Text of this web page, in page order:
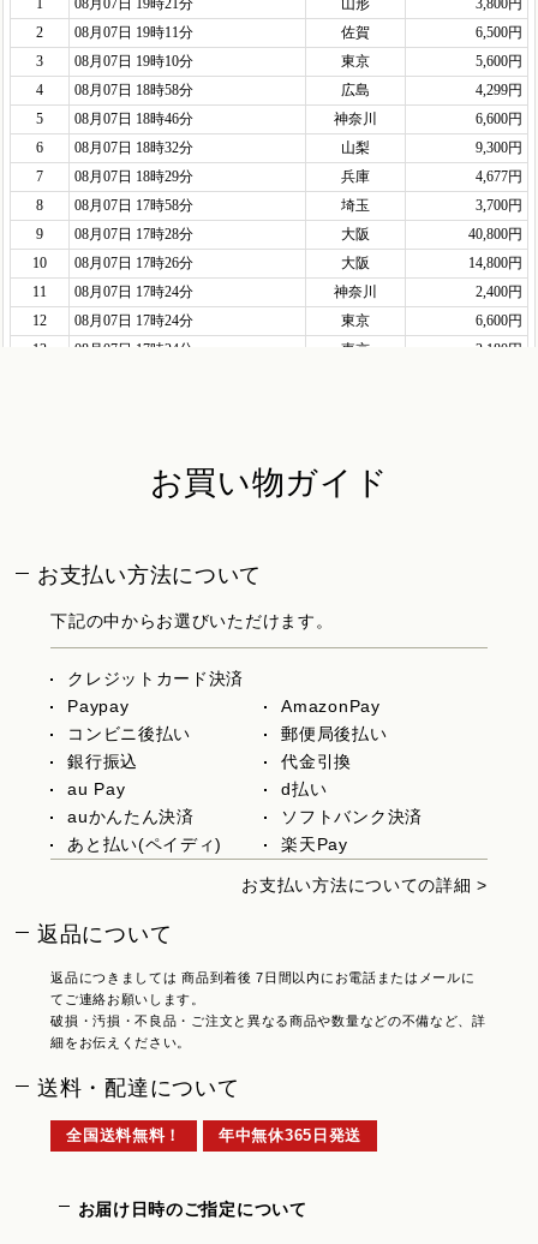
お買い物ガイド
お支払い方法について
下記の中からお選びいただけます。
クレジットカード決済
Paypay
AmazonPay
コンビニ後払い
郵便局後払い
銀行振込
代金引換
au Pay
d払い
auかんたん決済
ソフトバンク決済
あと払い(ペイディ)
楽天Pay
お支払い方法についての詳細 >
返品について
返品につきましては 商品到着後 7日間以内にお電話またはメールに
てご連絡お願いします。
破損・汚損・不良品・ご注文と異なる商品や数量などの不備など、詳
細をお伝えください。
送料・配達について
全国送料無料！ 年中無休365日発送
お届け日時のご指定について